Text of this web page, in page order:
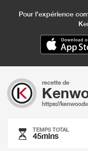
Pour l'expérience
recette de
https://
TEMPS TOTAL
45mins